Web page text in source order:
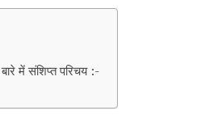
में संशिप्त परिचय :-